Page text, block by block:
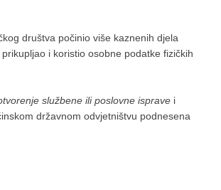
društva počinio više kaznenih djela
i koristio osobne podatke fizičkih
službene ili poslovne isprave i
državnom odvjetništvu podnesena